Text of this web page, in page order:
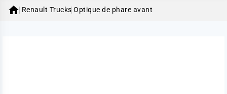
 Renault Trucks Optique de phare avant